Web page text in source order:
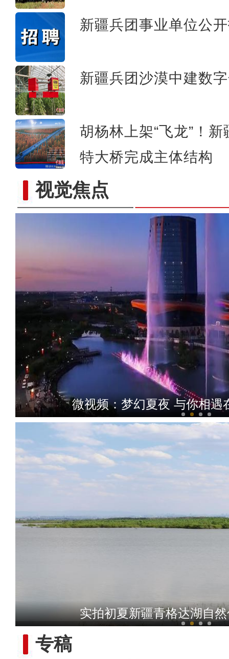
新疆兵团事业单位公
新疆兵团沙漠中建数字
胡杨林上架“飞龙”！
特大桥完成主体结构
视觉焦点《游在新疆、吃住在兵团》
微视频：梦幻夏夜 与你相遇
新疆兵团级“全民数字素养
实拍初夏新疆青格达湖自
专稿